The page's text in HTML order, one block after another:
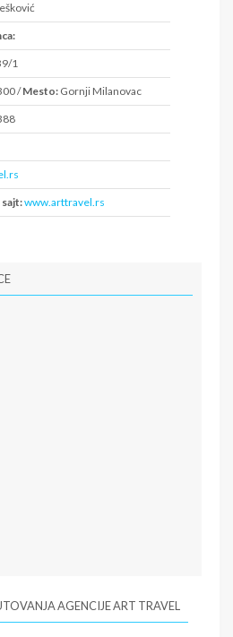
1
/Mesto: Gornji Milanovac
sajt:www.arttravel.rs
AGENCIJE ART TRAVEL